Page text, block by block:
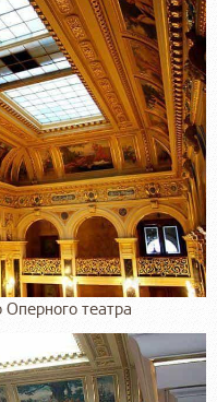
театра